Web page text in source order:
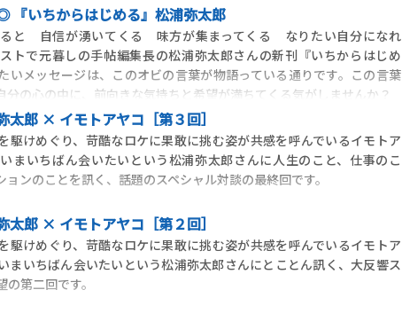
いちからはじめる』松浦弥太郎
と 自信が湧いてくる 味方が集まってくる なりたい自分になれ
トで元暮しの手帖編集長の松浦弥太郎さんの新刊『いちからはじめ
いメッセージは、このオビの言葉が物語っている通りです。この言葉
分の心の中に、前向きな気持ちと希望が満ちてくる気がしませんか？
郎 × イモトアヤコ［第３回］
駆けめぐり、苛酷なロケに果敢に挑む姿が共感を呼んでいるイモトア
まいちばん会いたいという松浦弥太郎さんに人生のこと、仕事のこ
ョンのことを訊く、話題のスペシャル対談の最終回です。
郎 × イモトアヤコ［第２回］
駆けめぐり、苛酷なロケに果敢に挑む姿が共感を呼んでいるイモトア
まいちばん会いたいという松浦弥太郎さんにとことん訊く、大反響ス
第二回です。